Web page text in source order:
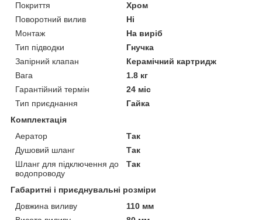
Покриття
Хром
Поворотний вилив
Ні
Монтаж
На виріб
Тип підводки
Гнучка
Запірний клапан
Керамічний картридж
Вага
1.8 кг
Гарантійний термін
24 міс
Тип приєднання
Гайка
Комплектація
Аератор
Так
Душовий шланг
Так
Шланг для підключення до
водопроводу
Так
Габаритні і приєднувальні розміри
Довжина виливу
110 мм